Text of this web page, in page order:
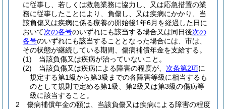
に従事し、若しくは救急業務に協力し、又は応急措置の業
務に従事したことにより、負傷し、又は疾病にかかり、当
該負傷又は疾病に係る療養の開始後1年6月を経過した日に
おいて次の各号のいずれにも該当する場合又は同日後次の
各号のいずれにも該当することとなった場合には、市は、
その状態が継続している期間、傷病補償年金を支給する。
(1)
当該負傷又は疾病が治っていないこと。
(2)
当該負傷又は疾病による障害の程度が、 次条第2項に
規定する第1級から第3級までの各障害等級に相当するも
のとして規則で定める第1級、第2級又は第3級の傷病等
級に該当すること。
2
傷病補償年金の額は、当該負傷又は疾病による障害の程度